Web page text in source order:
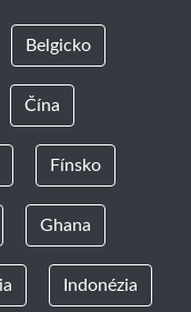
Belgicko
Čína
Fínsko
Ghana
Indonézia